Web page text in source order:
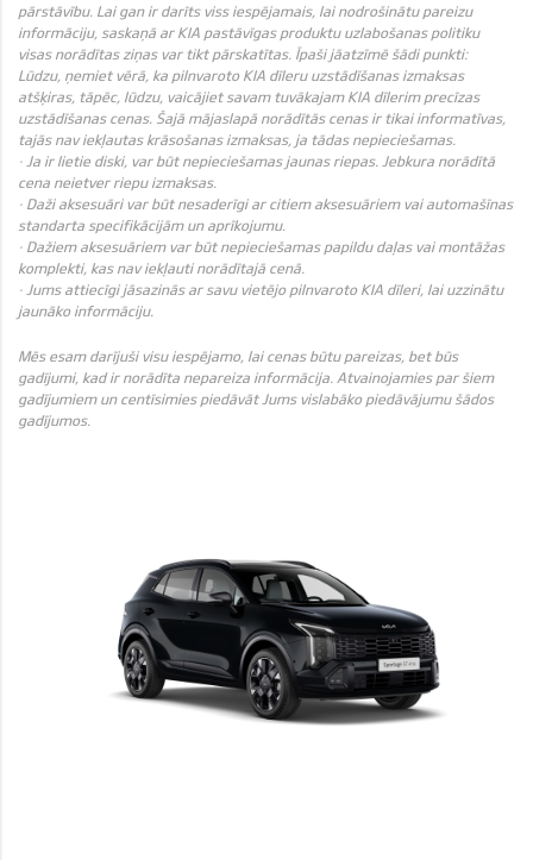
pārstāvību. Lai gan ir darīts viss iespējamais, lai nodrošinātu pareizu
informāciju, saskaņā ar KIA pastāvīgas produktu uzlabošanas politiku
visas norādītas ziņas var tikt pārskatītas. Īpaši jāatzīmē šādi punkti:
Lūdzu, ņemiet vērā, ka pilnvaroto KIA dīleru uzstādīšanas izmaksas
atšķiras, tāpēc, lūdzu, vaicājiet savam tuvākajam KIA dīlerim precīzas
uzstādīšanas cenas. Šajā mājaslapā norādītās cenas ir tikai informatīvas,
tajās nav iekļautas krāsošanas izmaksas, ja tādas nepieciešamas.
· Ja ir lietie diski, var būt nepieciešamas jaunas riepas. Jebkura norādītā
cena neietver riepu izmaksas.
· Daži aksesuāri var būt nesaderīgi ar citiem aksesuāriem vai automašīnas
standarta specifikācijām un aprīkojumu.
· Dažiem aksesuāriem var būt nepieciešamas papildu daļas vai montāžas
komplekti, kas nav iekļauti norādītajā cenā.
· Jums attiecīgi jāsazinās ar savu vietējo pilnvaroto KIA dīleri, lai uzzinātu
jaunāko informāciju.
Mēs esam darījuši visu iespējamo, lai cenas būtu pareizas, bet būs
gadījumi, kad ir norādīta nepareiza informācija. Atvainojamies par šiem
gadījumiem un centīsimies piedāvāt Jums vislabāko piedāvājumu šādos
gadījumos.